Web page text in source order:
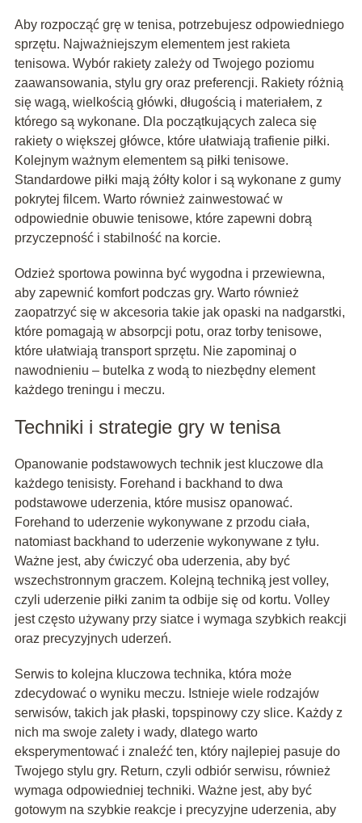
Aby rozpocząć grę w tenisa, potrzebujesz odpowiedniego
sprzętu. Najważniejszym elementem jest rakieta
tenisowa. Wybór rakiety zależy od Twojego poziomu
zaawansowania, stylu gry oraz preferencji. Rakiety różnią
się wagą, wielkością główki, długością i materiałem, z
którego są wykonane. Dla początkujących zaleca się
rakiety o większej główce, które ułatwiają trafienie piłki.
Kolejnym ważnym elementem są piłki tenisowe.
Standardowe piłki mają żółty kolor i są wykonane z gumy
pokrytej filcem. Warto również zainwestować w
odpowiednie obuwie tenisowe, które zapewni dobrą
przyczepność i stabilność na korcie.
Odzież sportowa powinna być wygodna i przewiewna,
aby zapewnić komfort podczas gry. Warto również
zaopatrzyć się w akcesoria takie jak opaski na nadgarstki,
które pomagają w absorpcji potu, oraz torby tenisowe,
które ułatwiają transport sprzętu. Nie zapominaj o
nawodnieniu – butelka z wodą to niezbędny element
każdego treningu i meczu.
Techniki i strategie gry w tenisa
Opanowanie podstawowych technik jest kluczowe dla
każdego tenisisty. Forehand i backhand to dwa
podstawowe uderzenia, które musisz opanować.
Forehand to uderzenie wykonywane z przodu ciała,
natomiast backhand to uderzenie wykonywane z tyłu.
Ważne jest, aby ćwiczyć oba uderzenia, aby być
wszechstronnym graczem. Kolejną techniką jest volley,
czyli uderzenie piłki zanim ta odbije się od kortu. Volley
jest często używany przy siatce i wymaga szybkich reakcji
oraz precyzyjnych uderzeń.
Serwis to kolejna kluczowa technika, która może
zdecydować o wyniku meczu. Istnieje wiele rodzajów
serwisów, takich jak płaski, topspinowy czy slice. Każdy z
nich ma swoje zalety i wady, dlatego warto
eksperymentować i znaleźć ten, który najlepiej pasuje do
Twojego stylu gry. Return, czyli odbiór serwisu, również
wymaga odpowiedniej techniki. Ważne jest, aby być
gotowym na szybkie reakcje i precyzyjne uderzenia, aby